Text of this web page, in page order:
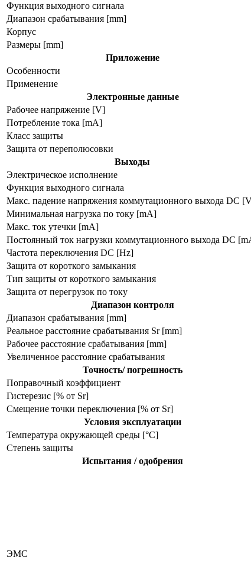
Функция выходного сигнала
Диапазон срабатывания [mm]
Корпус
Размеры [mm]
Приложение
Особенности
Применение
Электронные данные
Рабочее напряжение [V]
Потребление тока [mA]
Класс защиты
Защита от переполюсовки
Выходы
Электрическое исполнение
Функция выходного сигнала
Макс. падение напряжения коммутационного выхода DC
Минимальная нагрузка по току [mA]
Макс. ток утечки [mA]
Постоянный ток нагрузки коммутационного выхода DC
Частота переключения DC [Hz]
Защита от короткого замыкания
Тип защиты от короткого замыкания
Защита от перегрузок по току
Диапазон контроля
Диапазон срабатывания [mm]
Реальное расстояние срабатывания Sr [mm]
Рабочее расстояние срабатывания [mm]
Увеличенное расстояние срабатывания
Точность/ погрешность
Поправочный коэффициент
Гистерезис [% от Sr]
Смещение точки переключения [% от Sr]
Условия эксплуатации
Температура окружающей среды [°C]
Степень защиты
Испытания / одобрения
ЭMC